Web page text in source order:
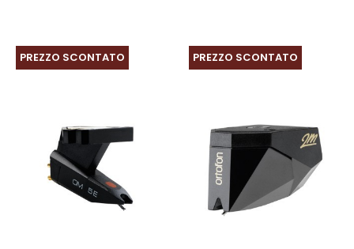
PREZZO SCONTATO PREZZO SCONTATO